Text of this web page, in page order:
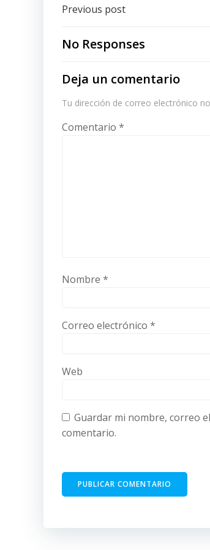
Post
navigation
Previous post
No Responses
Deja un comentario
Tu dirección de correo electrónico
Comentario *
Nombre *
Correo electrónico *
Web
Guardar mi nombre, correo
comentario.